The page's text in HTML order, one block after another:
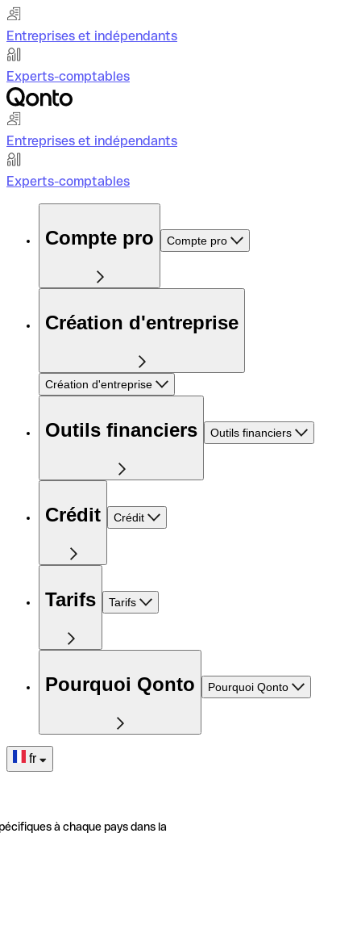
Entreprises et indépendants
Experts-comptables
Entreprises et indépendants
Experts-comptables
Compte pro Compte pro
Création d'entreprise
Création d'entreprise
Outils financiers Outils financiers
Crédit Crédit
Tarifs Tarifs
Pourquoi Qonto Pourquoi Qonto
fr
à chaque pays dans la